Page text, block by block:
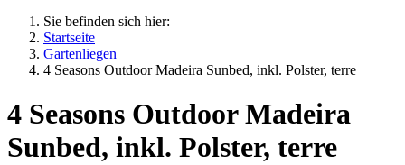
Sie befinden sich hier:
Startseite
Gartenliegen
4 Seasons Outdoor Madeira Sunbed, inkl. Polster, terre
4 Seasons Outdoor Madeira
Sunbed, inkl. Polster, terre